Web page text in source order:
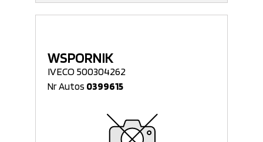
WSPORNIK
IVECO 500304262
Nr Autos 0399615